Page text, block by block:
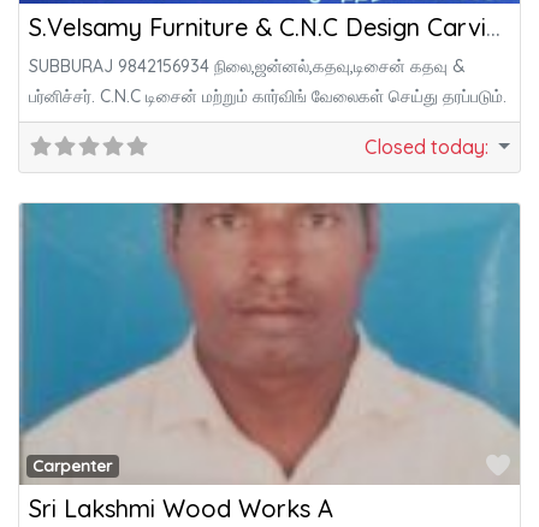
S.Velsamy Furniture & C.N.C Design Carving
SUBBURAJ 9842156934 நிலை,ஜன்னல்,கதவு,டிசைன் கதவு &
பர்னிச்சர். C.N.C டிசைன் மற்றும் கார்விங் வேலைகள் செய்து தரப்படும்.
Closed today:
Carpenter
Sri Lakshmi Wood Works A